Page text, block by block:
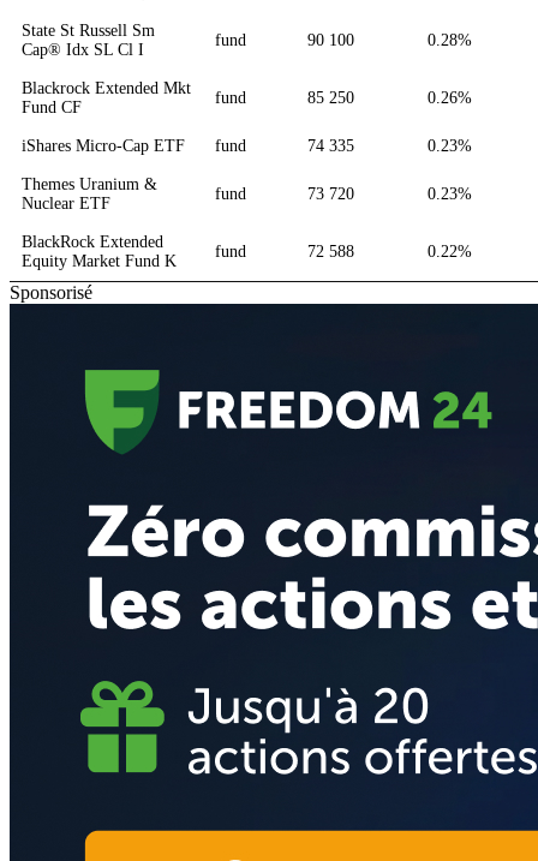
State St Russell Sm
Cap® Idx SL Cl I
fund 90 100 0.28%
Blackrock Extended Mkt
Fund CF
fund 85 250 0.26%
iShares Micro-Cap ETF fund 74 335 0.23%
Themes Uranium &
Nuclear ETF
fund 73 720 0.23%
BlackRock Extended
Equity Market Fund K
fund 72 588 0.22%
Sponsorisé